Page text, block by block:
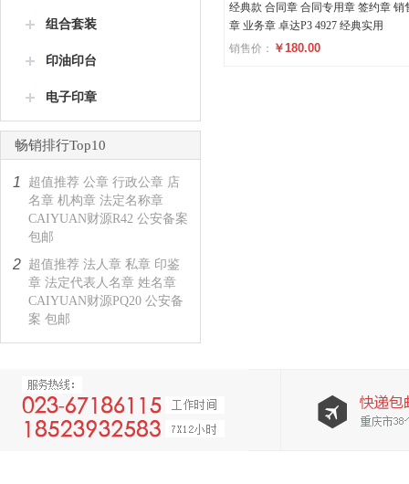
组合套装
印油印台
电子印章
畅销排行Top10
1
超值推荐 公章 行政公章 店
名章 机构章 法定名称章
CAIYUAN财源R42 公安备案
包邮
2 超值推荐 法人章 私章 印鉴
章 法定代表人名章 姓名章
CAIYUAN财源PQ20 公安备
案 包邮
经典款 合同章 合同专用章 签约章 销
章 业务章 卓达P3 4927 经典实用
销售价： ￥180.00